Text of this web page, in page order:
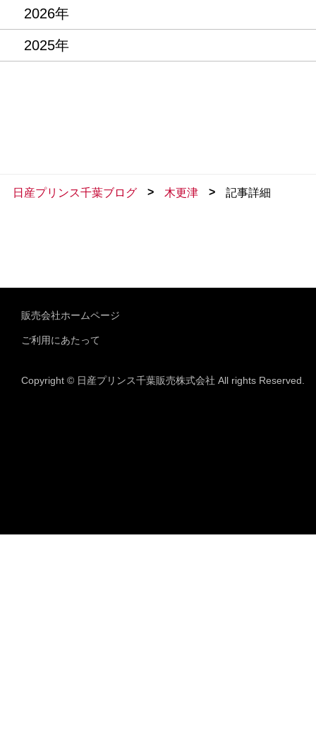
2026年
2025年
日産プリンス千葉ブログ > 木更津 > 記事詳細
販売会社ホームページ
ご利用にあたって
Copyright © 日産プリンス千葉販売株式会社 All rights Reserved.